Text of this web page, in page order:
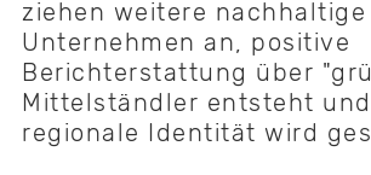
ziehen weitere nachhaltige
Unternehmen an, positive
Berichterstattung über
Mittelständler entsteht
regionale Identität wird